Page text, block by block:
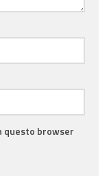
questo browser